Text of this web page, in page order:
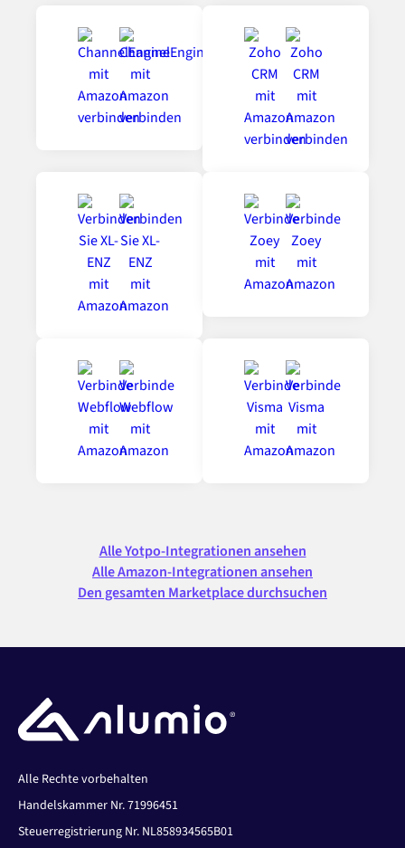
Alle Yotpo-Integrationen ansehen
Alle Amazon-Integrationen ansehen
Den gesamten Marketplace durchsuchen
Alle Rechte vorbehalten
Handelskammer Nr. 71996451
Steuerregistrierung Nr. NL858934565B01